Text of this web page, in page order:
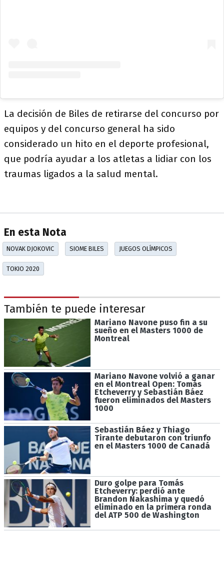
La decisión de Biles de retirarse del concurso por
equipos y del concurso general ha sido
considerado un hito en el deporte profesional,
que podría ayudar a los atletas a lidiar con los
traumas ligados a la salud mental.
En esta Nota
NOVAK DJOKOVIC SIOME BILES JUEGOS OLÍMPICOS
TOKIO 2020
También te puede interesar
Mariano Navone puso fin a su
sueño en el Masters 1000 de
Montreal
Mariano Navone volvió a ganar
en el Montreal Open: Tomás
Etcheverry y Sebastián Báez
fueron eliminados del Masters
1000
Sebastián Báez y Thiago
Tirante debutaron con triunfo
en el Masters 1000 de Canadá
Duro golpe para Tomás
Etcheverry: perdió ante
Brandon Nakashima y quedó
eliminado en la primera ronda
del ATP 500 de Washington